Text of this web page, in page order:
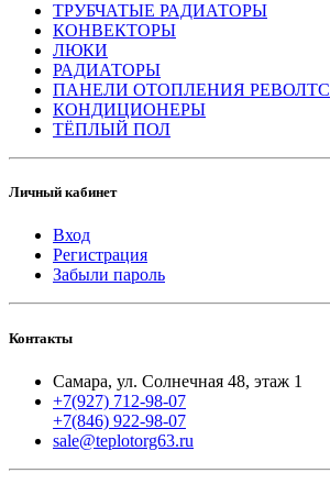
ТРУБЧАТЫЕ РАДИАТОРЫ
КОНВЕКТОРЫ
ЛЮКИ
РАДИАТОРЫ
ПАНЕЛИ ОТОПЛЕНИЯ РЕВОЛТС
КОНДИЦИОНЕРЫ
ТЁПЛЫЙ ПОЛ
Личный кабинет
Вход
Регистрация
Забыли пароль
Контакты
Самара, ул. Солнечная 48, этаж 1
+7(927) 712-98-07
+7(846) 922-98-07
sale@teplotorg63.ru